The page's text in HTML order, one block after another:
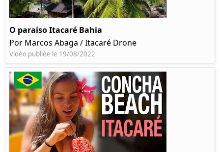
O paraíso Itacaré Bahia
Por Marcos Abaga / Itacaré Drone
Vidéo publiée le 19/08/2022